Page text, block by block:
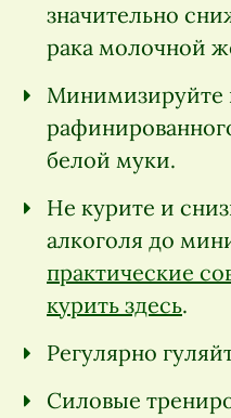
значительно
рака молочной
Минимизируйте
белой муки.
Не курите и
алкоголя до
практические
курить здесь.
Регулярно
Силовые